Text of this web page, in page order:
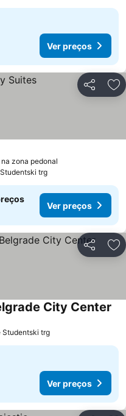
Ver preços
Partilhar
zona pedonal
trg
Ver preços
Partilhar
preços
City Center
Studentski trg
Ver preços